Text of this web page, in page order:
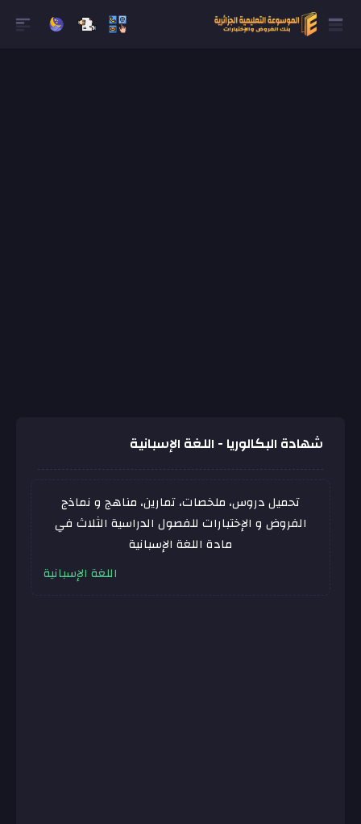
شهادة البكالوريا - اللغة الإسبانية
تحميل دروس، ملخصات، تمارين، مناهج و نماذج
الفروض و الإختبارات للفصول الدراسية الثلاث في
مادة اللغة الإسبانية
اللغة الإسبانية